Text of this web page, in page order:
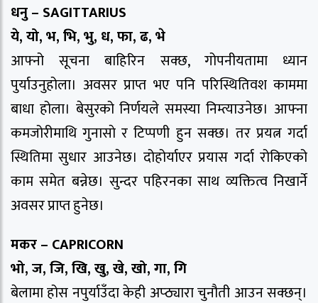
धनु – SAGITTARIUS
ये, यो, भ, भि, भु, ध, फा, ढ, भे
आफ्नो सूचना बाहिरिन सक्छ, गोपनीयतामा ध्यान
पुर्याउनुहोला। अवसर प्राप्त भए पनि परिस्थितिवश काममा
बाधा होला। बेसुरको निर्णयले समस्या निम्त्याउनेछ। आफ्ना
कमजोरीमाथि गुनासाे र टिप्पणी हुन सक्छ। तर प्रयत्न गर्दा
स्थितिमा सुधार आउनेछ। दोहोर्याएर प्रयास गर्दा रोकिएको
काम समेत बन्नेछ। सुन्दर पहिरनका साथ व्यक्तित्व निखार्ने
अवसर प्राप्त हुनेछ।
मकर – CAPRICORN
भो, ज, जि, खि, खु, खे, खो, गा, गि
बेलामा होस नपुर्याउँदा केही अप्ठ्यारा चुनौती आउन सक्छन्।